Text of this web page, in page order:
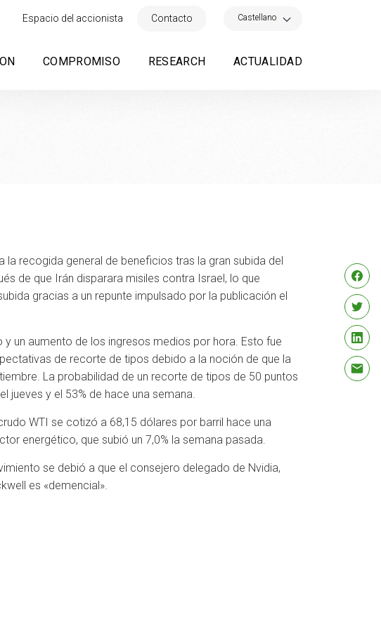
Espacio del accionista Contacto Castellano
COMPROMISO RESEARCH ACTUALIDAD
recogida general de beneficios tras la gran subida del
de que Irán disparara misiles contra Israel, lo que
gracias a un repunte impulsado por la publicación el
un aumento de los ingresos medios por hora. Esto fue
de recorte de tipos debido a la noción de que la
La probabilidad de un recorte de tipos de 50 puntos
jueves y el 53% de hace una semana.
WTI se cotizó a 68,15 dólares por barril hace una
energético, que subió un 7,0% la semana pasada.
se debió a que el consejero delegado de Nvidia,
es «demencial».